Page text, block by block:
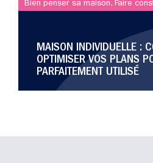
Bien penser sa maison, Faire
MAISON INDIVIDUELLE :
OPTIMISER VOS PLANS
PARFAITEMENT UTILISÉ